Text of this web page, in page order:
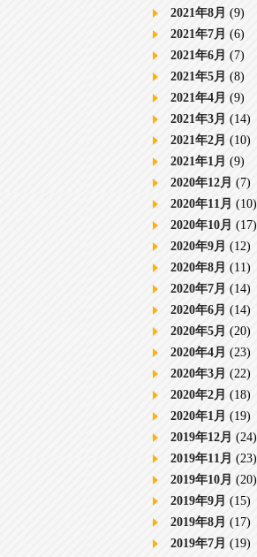
2021年8月 (9)
2021年7月 (6)
2021年6月 (7)
2021年5月 (8)
2021年4月 (9)
2021年3月 (14)
2021年2月 (10)
2021年1月 (9)
2020年12月 (7)
2020年11月 (10)
2020年10月 (17)
2020年9月 (12)
2020年8月 (11)
2020年7月 (14)
2020年6月 (14)
2020年5月 (20)
2020年4月 (23)
2020年3月 (22)
2020年2月 (18)
2020年1月 (19)
2019年12月 (24)
2019年11月 (23)
2019年10月 (20)
2019年9月 (15)
2019年8月 (17)
2019年7月 (19)